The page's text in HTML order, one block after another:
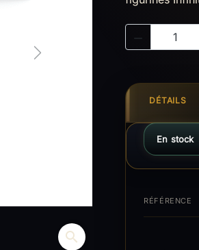
Next
search
DÉTAILS
En stock
RÉFÉRENCE